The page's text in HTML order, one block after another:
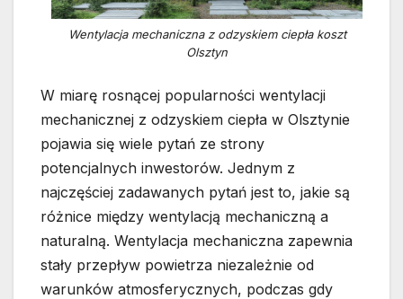
Wentylacja mechaniczna z odzyskiem ciepła koszt
Olsztyn
W miarę rosnącej popularności wentylacji
mechanicznej z odzyskiem ciepła w Olsztynie
pojawia się wiele pytań ze strony
potencjalnych inwestorów. Jednym z
najczęściej zadawanych pytań jest to, jakie są
różnice między wentylacją mechaniczną a
naturalną. Wentylacja mechaniczna zapewnia
stały przepływ powietrza niezależnie od
warunków atmosferycznych, podczas gdy